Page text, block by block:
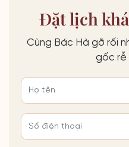
Đặt lịch
Cùng Bác Hà gỡ rối
gốc rễ